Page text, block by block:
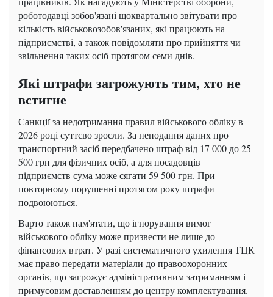
роботодавці зобов'язані щоквартально звітувати про
кількість військовозобов'язаних, які працюють на
підприємстві, а також повідомляти про прийняття чи
звільнення таких осіб протягом семи днів.
Які штрафи загрожують тим, хто не
встигне
Санкції за недотримання правил військового обліку в
2026 році суттєво зросли. За неподання даних про
транспортний засіб передбачено штраф від 17 000 до 25
500 грн для фізичних осіб, а для посадовців
підприємств сума може сягати 59 500 грн. При
повторному порушенні протягом року штрафи
подвоюються.
Варто також пам'ятати, що ігнорування вимог
військового обліку може призвести не лише до
фінансових втрат. У разі систематичного ухилення ТЦК
має право передати матеріали до правоохоронних
органів, що загрожує адміністративним затриманням і
примусовим доставленням до центру комплектування.